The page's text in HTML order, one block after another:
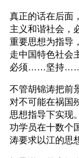
真正的话在后面
主义和谐社会，
重要思想为指导
走中国特色社
必须……坚持
不管胡锦涛把前
对不可能在祸国
思想指导下实现
功学员在十数个
涛要求以江的思